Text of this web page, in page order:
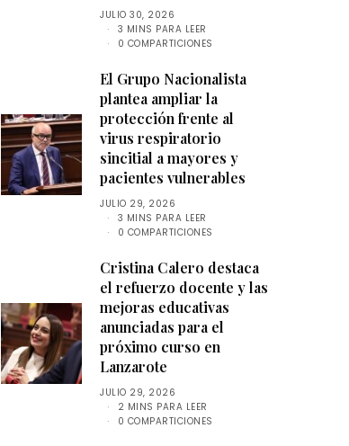
JULIO 30, 2026
3 MINS PARA LEER
0 COMPARTICIONES
El Grupo Nacionalista
plantea ampliar la
protección frente al
virus respiratorio
sincitial a mayores y
pacientes vulnerables
JULIO 29, 2026
3 MINS PARA LEER
0 COMPARTICIONES
Cristina Calero destaca
el refuerzo docente y las
mejoras educativas
anunciadas para el
próximo curso en
Lanzarote
JULIO 29, 2026
2 MINS PARA LEER
0 COMPARTICIONES